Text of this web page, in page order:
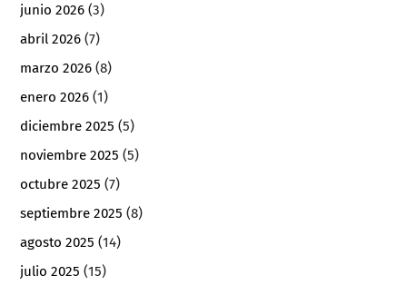
junio 2026 (3)
abril 2026 (7)
marzo 2026 (8)
enero 2026 (1)
diciembre 2025 (5)
noviembre 2025 (5)
octubre 2025 (7)
septiembre 2025 (8)
agosto 2025 (14)
julio 2025 (15)